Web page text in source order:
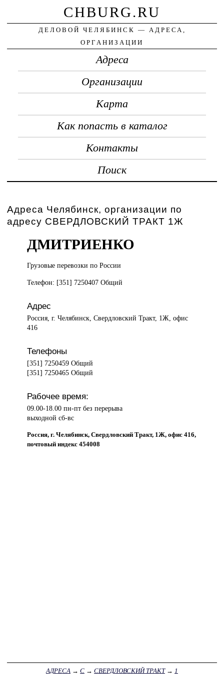
CHBURG.RU
ДЕЛОВОЙ ЧЕЛЯБИНСК — АДРЕСА,
ОРГАНИЗАЦИИ
Адреса
Организации
Карта
Как попасть в каталог
Контакты
Поиск
Адреса Челябинск, организации по
адресу СВЕРДЛОВСКИЙ ТРАКТ 1Ж
ДМИТРИЕНКО
Грузовые перевозкипо России
Телефон: [351] 7250407 Общий
Адрес
Россия, г. Челябинск, Свердловский Тракт, 1Ж, офис
416
Телефоны
[351] 7250459 Общий
[351] 7250465 Общий
Рабочее время:
09.00-18.00 пн-пт без перерыва
выходной сб-вс
Россия, г. Челябинск, Свердловский Тракт, 1Ж, офис 416,
почтовый индекс 454008
АДРЕСА → С → СВЕРДЛОВСКИЙ ТРАКТ→ 1